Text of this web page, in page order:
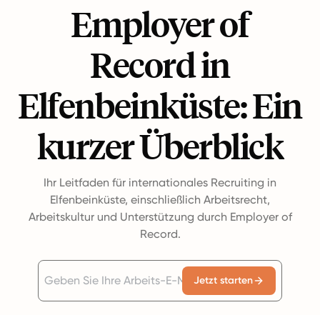
Employer of
Record in
Elfenbeinküste: Ein
kurzer Überblick
Ihr Leitfaden für internationales Recruiting in
Elfenbeinküste, einschließlich Arbeitsrecht,
Arbeitskultur und Unterstützung durch Employer of
Record.
Jetzt starten